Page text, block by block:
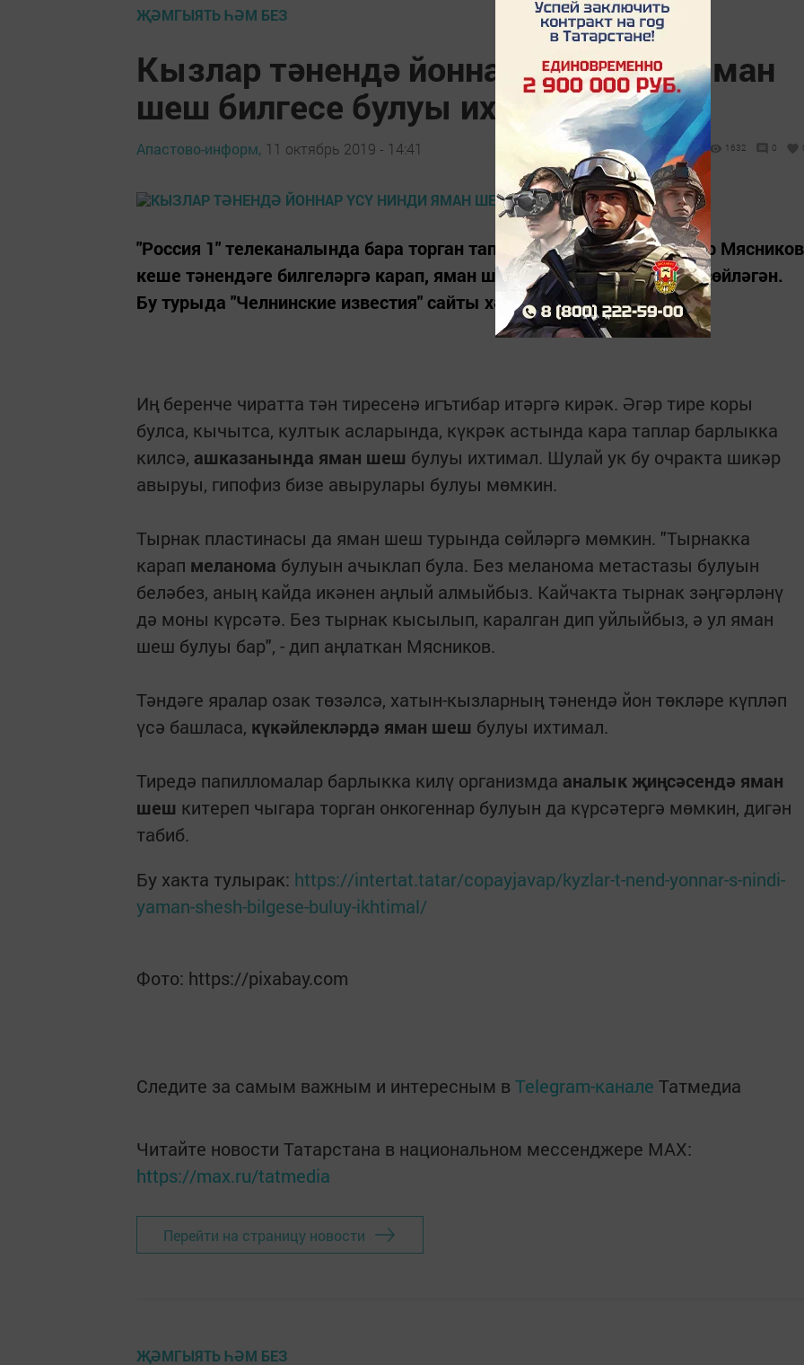
ҖӘМГЫЯТЬ ҺӘМ БЕЗ
Кызлар тәнендә йоннар үсү нинди яман
шеш билгесе булуы ихтимал?
Апастово-информ, 11 октябрь 2019 - 14:41 1632 0
"Россия 1" телеканалында бара торган тапшыруда табиб Александр Мясников
кеше тәнендәге билгеләргә карап, яман шешне ачыклау турында сөйләгән.
Бу турыда "Челнинские известия" сайты хәбәр итте.
Иң беренче чиратта тән тиресенә игътибар итәргә кирәк. Әгәр тире коры
булса, кычытса, култык асларында, күкрәк астында кара таплар барлыкка
килсә, ашказанында яман шеш булуы ихтимал. Шулай ук бу очракта шикәр
авыруы, гипофиз бизе авырулары булуы мөмкин.
Тырнак пластинасы да яман шеш турында сөйләргә мөмкин. "Тырнакка
карап меланома булуын ачыклап була. Без меланома метастазы булуын
беләбез, аның кайда икәнен аңлый алмыйбыз. Кайчакта тырнак зәңгәрләнү
дә моны күрсәтә. Без тырнак кысылып, каралган дип уйлыйбыз, ә ул яман
шеш булуы бар", - дип аңлаткан Мясников.
Тәндәге яралар озак төзәлсә, хатын-кызларның тәнендә йон төкләре күпләп
үсә башласа, күкәйлекләрдә яман шеш булуы ихтимал.
Тиредә папилломалар барлыкка килү организмда аналык җиңсәсендә яман
шеш китереп чыгара торган онкогеннар булуын да күрсәтергә мөмкин, дигән
табиб.
Бу хакта тулырак: https://intertat.tatar/copayjavap/kyzlar-t-nend-yonnar-s-nindi-
yaman-shesh-bilgese-buluy-ikhtimal/
Фото: https://pixabay.com
Следите за самым важным и интересным в Telegram-канале Татмедиа
Читайте новости Татарстана в национальном мессенджере MАХ:
https://max.ru/tatmedia
Перейти на страницу новости
ҖӘМГЫЯТЬ ҺӘМ БЕЗ